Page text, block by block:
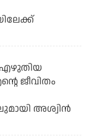
എഴുതിയ
ജീവിതം
അശ്വിന്‍